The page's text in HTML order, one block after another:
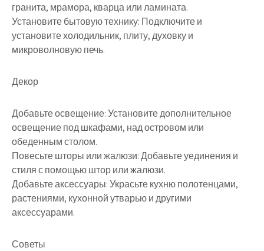
гранита, мрамора, кварца или ламината.
Установите бытовую технику: Подключите и
установите холодильник, плиту, духовку и
микроволновую печь.
Декор
Добавьте освещение: Установите дополнительное
освещение под шкафами, над островом или
обеденным столом.
Повесьте шторы или жалюзи: Добавьте уединения и
стиля с помощью штор или жалюзи.
Добавьте аксессуары: Украсьте кухню полотенцами,
растениями, кухонной утварью и другими
аксессуарами.
Советы